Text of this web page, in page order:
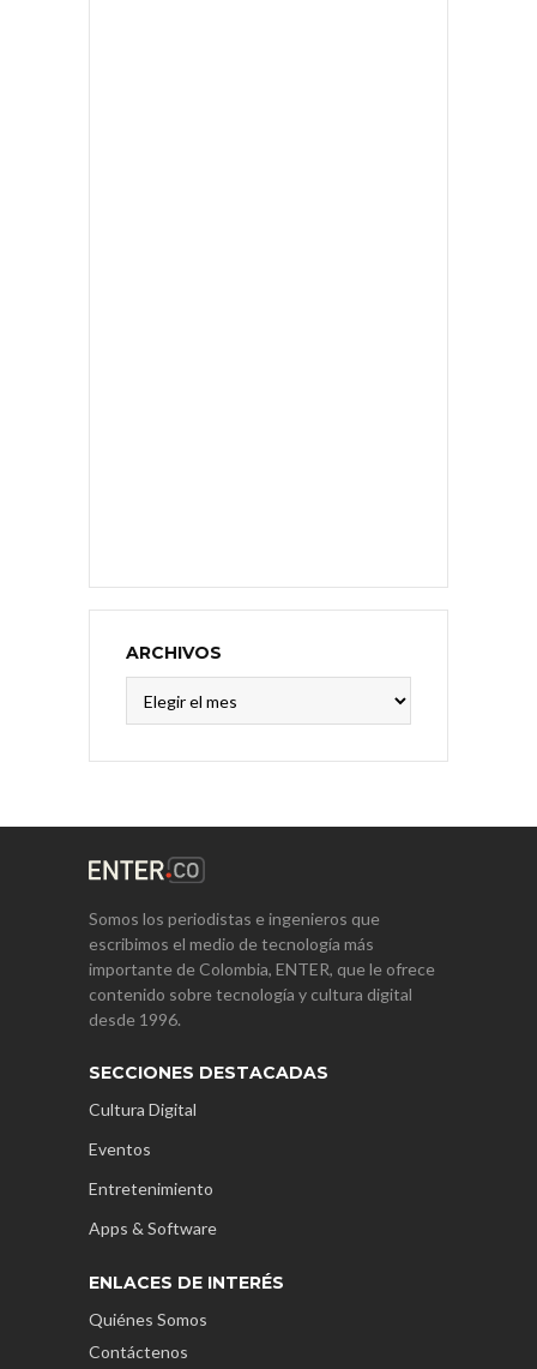
ARCHIVOS
Somos los periodistas e ingenieros que
escribimos el medio de tecnología más
importante de Colombia, ENTER, que le ofrece
contenido sobre tecnología y cultura digital
desde 1996.
SECCIONES DESTACADAS
Cultura Digital
Eventos
Entretenimiento
Apps & Software
ENLACES DE INTERÉS
Quiénes Somos
Contáctenos